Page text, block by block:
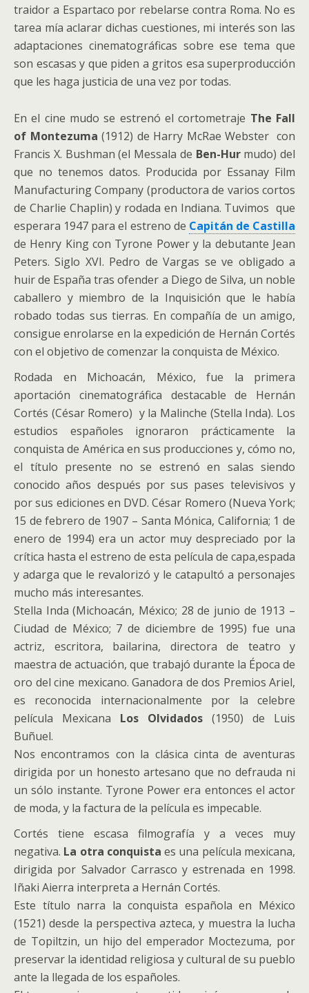
traidor a Espartaco por rebelarse contra Roma. No es
tarea mía aclarar dichas cuestiones, mi interés son las
adaptaciones cinematográficas sobre ese tema que
son escasas y que piden a gritos esa superproducción
que les haga justicia de una vez por todas.
En el cine mudo se estrenó el cortometraje The Fall
of Montezuma (1912) de Harry McRae Webster con
Francis X. Bushman (el Messala de Ben-Hurmudo) del
que no tenemos datos. Producida por Essanay Film
Manufacturing Company (productora de varios cortos
de Charlie Chaplin) y rodada en Indiana. Tuvimos que
esperara 1947 para el estreno de Capitán de Castilla
de Henry King con Tyrone Power y la debutante Jean
Peters. Siglo XVI. Pedro de Vargas se ve obligado a
huir de España tras ofender a Diego de Silva, un noble
caballero y miembro de la Inquisición que le había
robado todas sus tierras. En compañía de un amigo,
consigue enrolarse en la expedición de Hernán Cortés
con el objetivo de comenzar la conquista de México.
Rodada en Michoacán, México, fue la primera
aportación cinematográfica destacable de Hernán
Cortés (César Romero) y la Malinche (Stella Inda). Los
estudios españoles ignoraron prácticamente la
conquista de América en sus producciones y, cómo no,
el título presente no se estrenó en salas siendo
conocido años después por sus pases televisivos y
por sus ediciones en DVD. César Romero (Nueva York;
15 de febrero de 1907 – Santa Mónica, California; 1 de
enero de 1994) era un actor muy despreciado por la
crítica hasta el estreno de esta película de capa,espada
y adarga que le revalorizó y le catapultó a personajes
mucho más interesantes.
Stella Inda (Michoacán, México; 28 de junio de 1913 –
Ciudad de México; 7 de diciembre de 1995) fue una
actriz, escritora, bailarina, directora de teatro y
maestra de actuación, que trabajó durante la Época de
oro del cine mexicano. Ganadora de dos Premios Ariel,
es reconocida internacionalmente por la celebre
película Mexicana Los Olvidados (1950) de Luis
Buñuel.
Nos encontramos con la clásica cinta de aventuras
dirigida por un honesto artesano que no defrauda ni
un sólo instante. Tyrone Power era entonces el actor
de moda, y la factura de la película es impecable.
Cortés tiene escasa filmografía y a veces muy
negativa. La otra conquista es una película mexicana,
dirigida por Salvador Carrasco y estrenada en 1998.
Iñaki Aierra interpreta a Hernán Cortés.
Este título narra la conquista española en México
(1521) desde la perspectiva azteca, y muestra la lucha
de Topiltzin, un hijo del emperador Moctezuma, por
preservar la identidad religiosa y cultural de su pueblo
ante la llegada de los españoles.